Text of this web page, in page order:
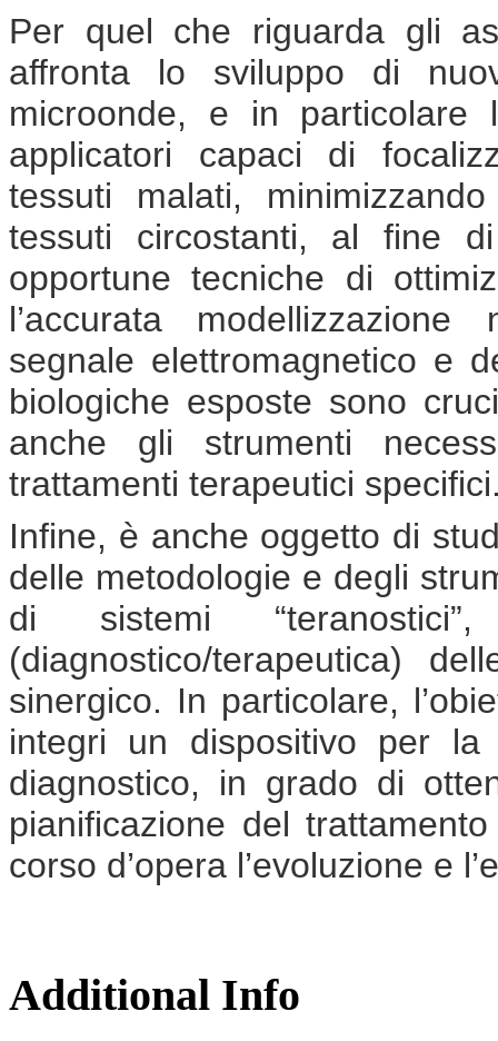
Per quel che riguarda gli
affronta lo sviluppo di
microonde, e in particolare
applicatori capaci di
tessuti malati,
tessuti circostanti, al fine
opportune tecniche di
l’accurata
segnale elettromagnetico e
biologiche esposte sono
anche gli strumenti
trattamenti terapeutici
Infine, è anche oggetto di
delle metodologie e degli
di sistemi
(diagnostico/terapeutica)
sinergico. In particolare,
integri un dispositivo per
diagnostico, in grado di
pianificazione del
corso d’opera l’evoluzione e
Additional Info